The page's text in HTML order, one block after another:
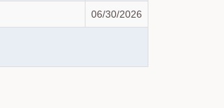
06/30/2026